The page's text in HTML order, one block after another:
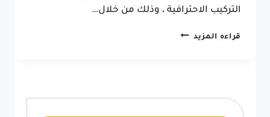
التركيب الاحترافية ، وذلك من خلال…
قراءه المزيد تركيب
ت